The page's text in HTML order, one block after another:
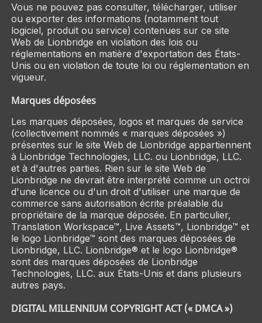
Vous ne pouvez pas consulter, télécharger, utiliser
ou exporter des informations (notamment tout
logiciel, produit ou service) contenues sur ce site
Web de Lionbridge en violation des lois ou
réglementations en matière d'exportation des États-
Unis ou en violation de toute loi ou réglementation en
vigueur.
Marques déposées
Les marques déposées, logos et marques de service
(collectivement nommés « marques déposées »)
présentes sur le site Web de Lionbridge appartiennent
à Lionbridge Technologies, LLC. ou Lionbridge, LLC.
et à d'autres parties. Rien sur le site Web de
Lionbridge ne devrait être interprété comme un octroi
d'une licence ou d'un droit d'utiliser une marque de
commerce sans autorisation écrite préalable du
propriétaire de la marque déposée. En particulier,
Translation Workspace™, Live Assets™, Lionbridge™ et
le logo Lionbridge™ sont des marques déposées de
Lionbridge, LLC. Lionbridge® et le logo Lionbridge®
sont des marques déposées de Lionbridge
Technologies, LLC. aux États-Unis et dans plusieurs
autres pays.
DIGITAL MILLENNIUM COPYRIGHT ACT (« DMCA »)